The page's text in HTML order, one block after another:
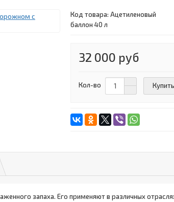
Код товара:Ацетиленовый
баллон 40 л
32 000 руб
Кол-во Купить
запаха. Его применяют в различных